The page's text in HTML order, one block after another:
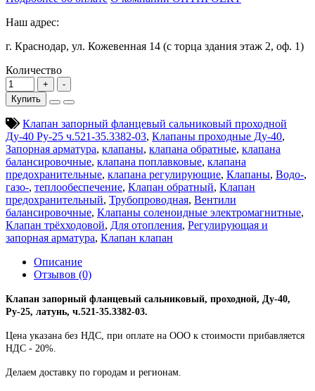
Наш адрес:
г. Краснодар, ул. Кожевенная 14 (с торца здания этаж 2, оф. 1)
Количество
Купить
Клапан запорный фланцевый сальниковый проходной
Ду-40 Ру-25 ч.521-35.3382-03, Клапаны проходные Ду-40,
Запорная арматура, клапаны, клапана обратные, клапана
балансировочные, клапана поплавковые, клапана
предохранительные, клапана регулирующие, Клапаны, Водо-,
газо-, теплообеспечение, Клапан обратный, Клапан
предохранительный, Трубопроводная, Вентили
балансировочные, Клапаны соленоидные электромагнитные,
Клапан трёхходовой, Для отопления, Регулирующая и
запорная арматура, Клапан клапан
Описание
Отзывов (0)
Клапан запорный фланцевый сальниковый, проходной, Ду-40,
Ру-25, латунь, ч.521-35.3382-03.
Цена указана без НДС, при оплате на ООО к стоимости прибавляется
НДС - 20%.
Делаем доставку по городам и регионам.